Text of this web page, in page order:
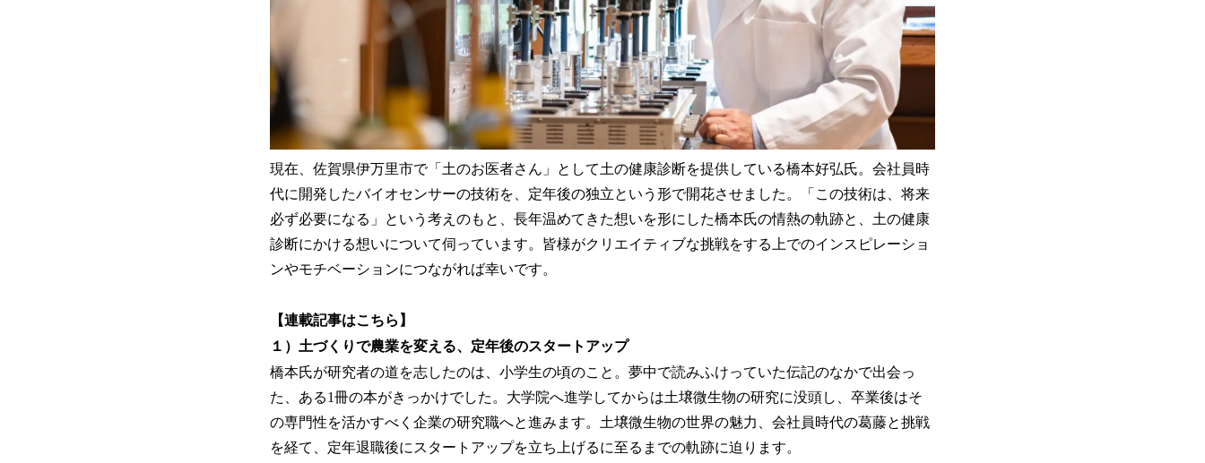
現在、佐賀県伊万里市で「土のお医者さん」として土の健康診断を提供している橋本好弘氏。会社員時
代に開発したバイオセンサーの技術を、定年後の独立という形で開花させました。「この技術は、将来
必ず必要になる」という考えのもと、長年温めてきた想いを形にした橋本氏の情熱の軌跡と、土の健康
診断にかける想いについて伺っています。皆様がクリエイティブな挑戦をする上でのインスピレーショ
ンやモチベーションにつながれば幸いです。
【連載記事はこちら】
１）土づくりで農業を変える、定年後のスタートアップ
橋本氏が研究者の道を志したのは、小学生の頃のこと。夢中で読みふけっていた伝記のなかで出会っ
た、ある1冊の本がきっかけでした。大学院へ進学してからは土壌微生物の研究に没頭し、卒業後はそ
の専門性を活かすべく企業の研究職へと進みます。土壌微生物の世界の魅力、会社員時代の葛藤と挑戦
を経て、定年退職後にスタートアップを立ち上げるに至るまでの軌跡に迫ります。